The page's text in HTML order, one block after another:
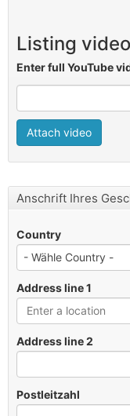
Listing
Enter full YouTube
Anschrift Ihres
Country
- Wähle Country -
Address line 1
Address line 2
Postleitzahl